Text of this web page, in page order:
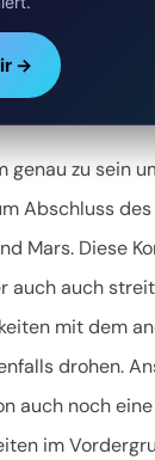
→
genau zu sein
Abschluss
Mars. Diese
auch auch
mit dem
drohen.
auch noch
im